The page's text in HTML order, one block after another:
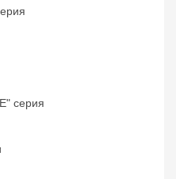
серия